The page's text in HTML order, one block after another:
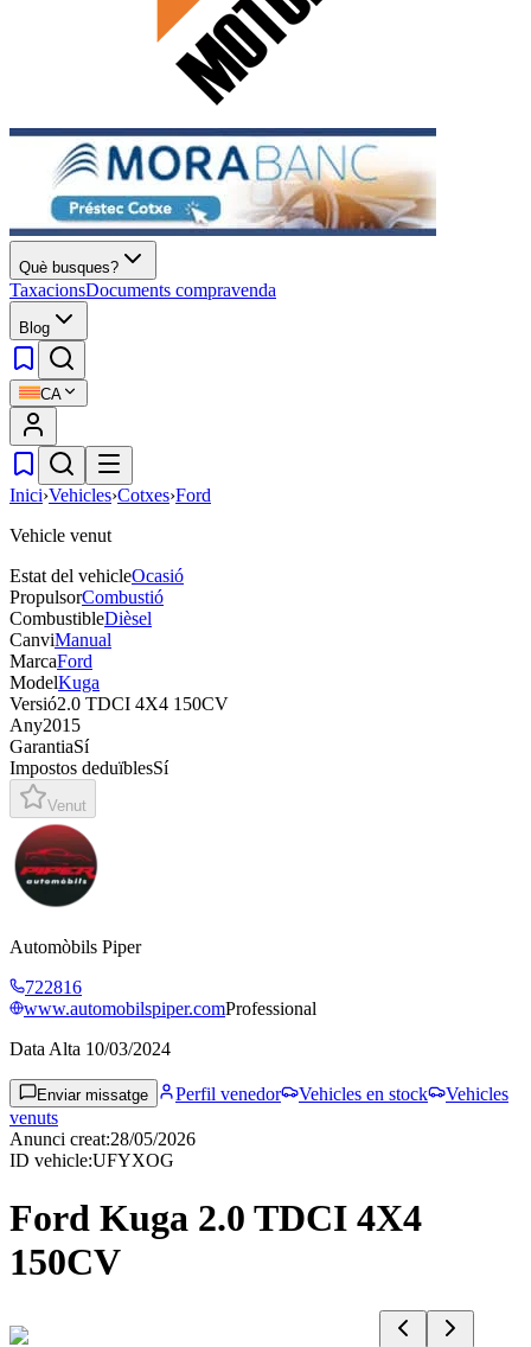
Què busques?
TaxacionsDocuments compravenda
Blog
CA
Inici›Vehicles›Cotxes›Ford
Vehicle venut
Estat del vehicleOcasió
PropulsorCombustió
CombustibleDièsel
CanviManual
MarcaFord
ModelKuga
Versió2.0 TDCI 4X4 150CV
Any2015
GarantiaSí
Impostos deduïblesSí
Venut
Automòbils Piper
722816
www.automobilspiper.comProfessional
Data Alta 10/03/2024
Enviar missatge Perfil venedor Vehicles en stock
Vehicles
venuts
Anunci creat:28/05/2026
ID vehicle:UFYXOG
Ford Kuga 2.0 TDCI 4X4
150CV